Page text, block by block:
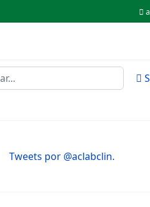
Tweets por @aclabclin.